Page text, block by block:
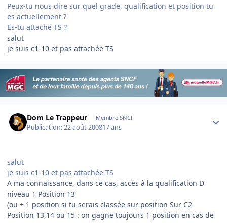
Peux-tu nous dire sur quel grade, qualification et position tu
es actuellement ?
Es-tu attaché TS ?
salut
je suis c1-10 et pas attachée TS
Dom Le Trappeur Membre SNCF
Publication:22 août 200817 ans
salut
je suis c1-10 et pas attachée TS
A ma connaissance, dans ce cas, accès à la qualification D
niveau 1 Position 13
(ou + 1 position si tu serais classée sur position Sur C2-
Position 13,14 ou 15 : on gagne toujours 1 position en cas de